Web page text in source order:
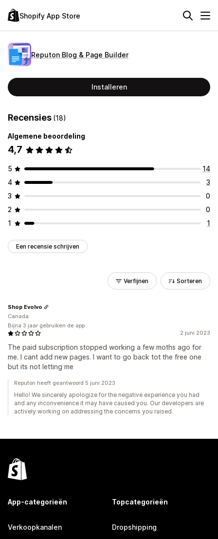
Shopify App Store
Reputon Blog & Page Builder
Installeren
Recensies (18)
Algemene beoordeling
4,7
5
14
4
3
3
0
2
0
1
1
Een recensie schrijven
Verfijnen Sorteren
2 juni 2023
The paid subscription stopped working a few moths ago for
me. I cant add new pages. I want to go back tot the free one
but its not letting me
Shop Evolvo
Canada
Bijna 3 jaar gebruiken de app
Reputon heeft geantwoord 5 juni 2023
Hello! We sincerely apologize for the negative experience you had
and any inconvenience it may have caused you. Our developers are
actively working on addressing the concerns you raised.
App-categorieën
Verkoopkanalen
Topcategorieën
Dropshipping